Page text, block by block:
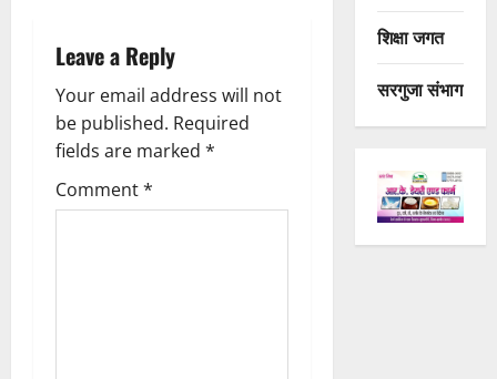
v
i
g
a
t
Leave a Reply
Your email address will not
be published. Required
fields are marked *
Comment*
शिक्षा जगत
सरगुजा संभाग